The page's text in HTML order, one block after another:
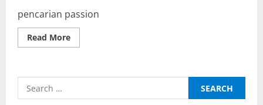
pencarian passion
Read MoreRead
more
Passion
Dompet
Search
for: